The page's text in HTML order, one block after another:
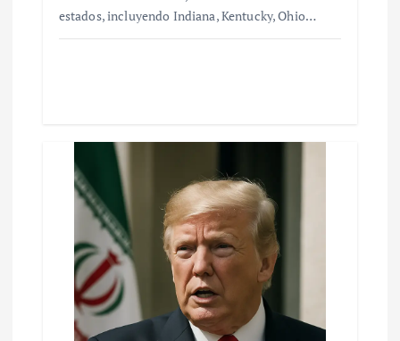
estados, incluyendo Indiana, Kentucky, Ohio…